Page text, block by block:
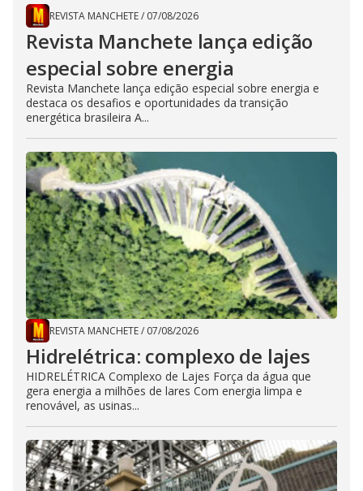
REVISTA MANCHETE/ 07/08/2026
Revista Manchete lança edição
especial sobre energia
Revista Manchete lança edição especial sobre energia e
destaca os desafios e oportunidades da transição
energética brasileira A...
REVISTA MANCHETE/ 07/08/2026
Hidrelétrica: complexo de lajes
HIDRELÉTRICA Complexo de Lajes Força da água que
gera energia a milhões de lares Com energia limpa e
renovável, as usinas...